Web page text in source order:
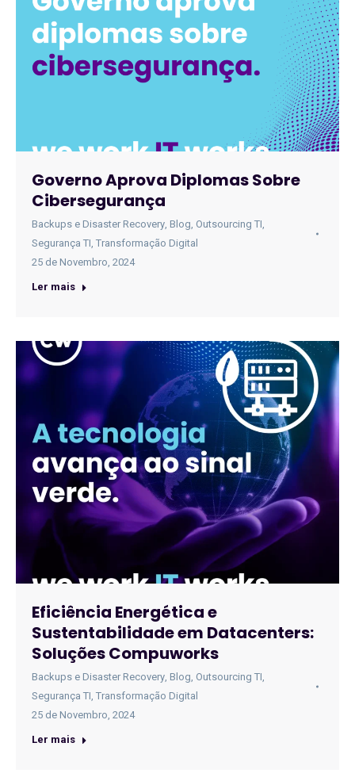
Governo Aprova Diplomas Sobre
Cibersegurança
Backups e Disaster Recovery, Blog, Outsourcing TI,
Segurança TI, Transformação Digital
25 de Novembro, 2024
Ler mais
Eficiência Energética e
Sustentabilidade em Datacenters:
Soluções Compuworks
Backups e Disaster Recovery, Blog, Outsourcing TI,
Segurança TI, Transformação Digital
25 de Novembro, 2024
Ler mais